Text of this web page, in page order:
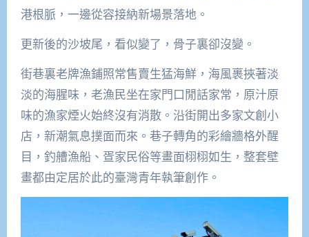
港根脈，一邊從容接納新場景落地。
更新後的沙坡尾，看似變了，骨子裏卻沒變。
街巷裏老牌漁鋪照常售賣生猛海鮮，海風裹挾著淡
淡的海腥味，老漁民坐在家門口閒話家常，原汁原
味的漁家煙火始終沒有消散。沿街開出多家文創小
店，新潮氣息撲面而來。巷子轉角的彩繪牆格外醒
目，釣艚漁船、疍家民俗等畫面栩栩如生，整套壁
畫都由定居於此的臺灣青年執筆創作。